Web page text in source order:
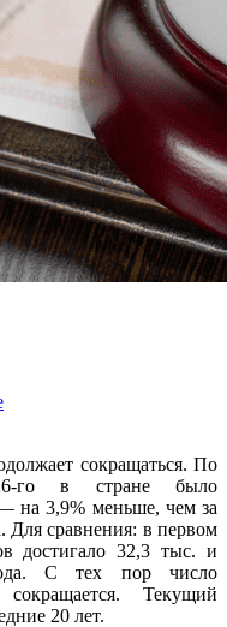
сокращаться. По
го в стране было
на 3,9% меньше, чем за
Для сравнения: в первом
достигало 32,3 тыс. и
С тех пор число
Текущий
20 лет.